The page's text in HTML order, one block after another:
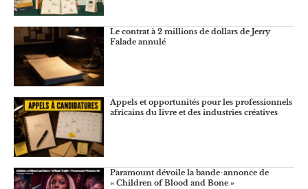
Le contrat à 2 millions de dollars de Jerry
Falade annulé
Appels et opportunités pour les professionnels
africains du livre et des industries créatives
Paramount dévoile la bande-annonce de
« Children of Blood and Bone »